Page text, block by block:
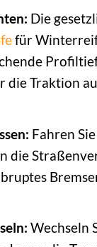
Die
für
die Traktion
Fahren
die
Wechseln